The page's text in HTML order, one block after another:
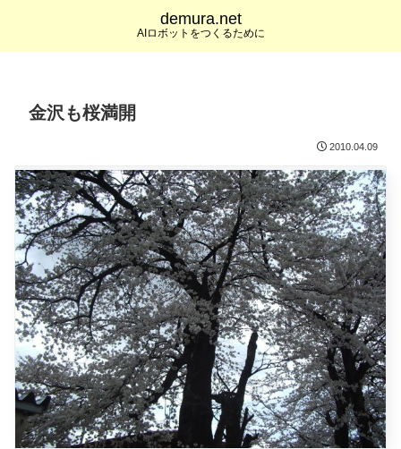
demura.net
AIロボットをつくるために
金沢も桜満開
2010.04.09